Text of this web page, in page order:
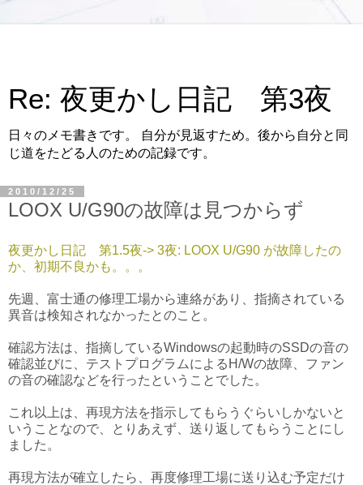
Re: 夜更かし日記 第3夜
日々のメモ書きです。 自分が見返すため。後から自分と同
じ道をたどる人のための記録です。
2010/12/25
LOOX U/G90の故障は見つからず
夜更かし日記 第1.5夜-> 3夜: LOOX U/G90 が故障したの
か、初期不良かも。。。
先週、富士通の修理工場から連絡があり、指摘されている
異音は検知されなかったとのこと。
確認方法は、指摘しているWindowsの起動時のSSDの音の
確認並びに、テストプログラムによるH/Wの故障、ファン
の音の確認などを行ったということでした。
これ以上は、再現方法を指示してもらうぐらいしかないと
いうことなので、とりあえず、送り返してもらうことにし
ました。
再現方法が確立したら、再度修理工場に送り込む予定だけ